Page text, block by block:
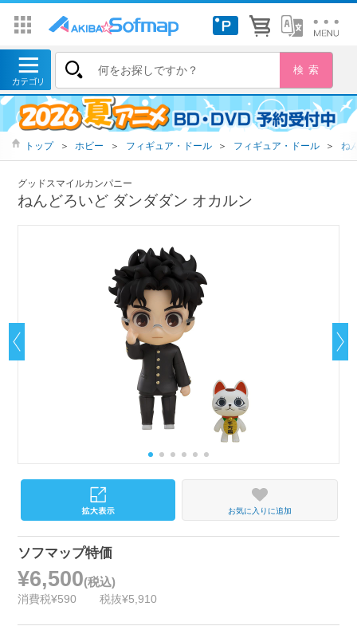
トップ ＞ ホビー ＞ フィギュア・ドール ＞ フィギュア・ドール ＞ ね
グッドスマイルカンパニー
ねんどろいど ダンダダン オカルン
お気に入りに追加
ソフマップ特価
¥6,500(税込)
消費税¥590 税抜¥5,910